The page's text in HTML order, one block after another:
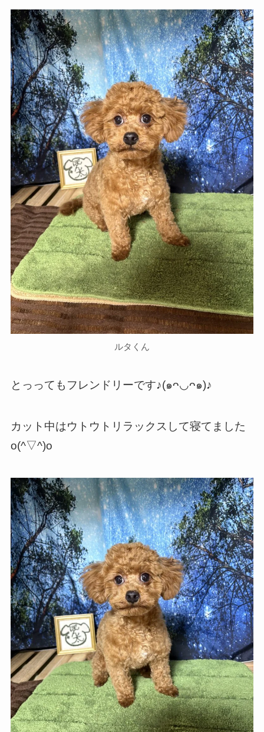
ルタくん
とっってもフレンドリーです♪(๑ᴖ◡ᴖ๑)♪
カット中はウトウトリラックスして寝てました
o(^▽^)o